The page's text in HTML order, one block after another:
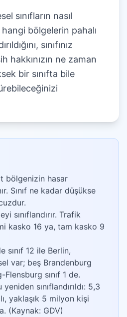
sınıfların nasıl
bölgelerin pahalı
sınıfınız
hakkınızın ne zaman
bir sınıfta bile
bölgenizin hasar
Sınıf ne kadar düşükse
sınıflandırır. Trafik
kasko 16 ya, tam kasko 9
sınıf 12 ile Berlin,
var; beş Brandenburg
sınıf 1 de.
sınıflandırıldı: 5,3
yaklaşık 5 milyon kişi
(Kaynak: GDV)